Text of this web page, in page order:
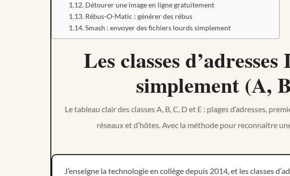
Détourer une image en ligne gratuitement
Rébus-O-Matic : générer des rébus
Smash : envoyer des fichiers lourds simplement
Les classes
simplement (A,
Le tableau clair des classes A, B, C, D et E : plages d’adresses,
réseaux et d’hôtes. Avec la méthode pour reconnaître
J’enseigne la technologie en collège depuis 2014, et les classes